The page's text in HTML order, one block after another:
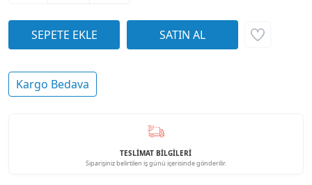
Kargo Bedava
TESLİMAT BİLGİLERİ
Siparişiniz belirtilen iş günü içerisinde gönderilir.